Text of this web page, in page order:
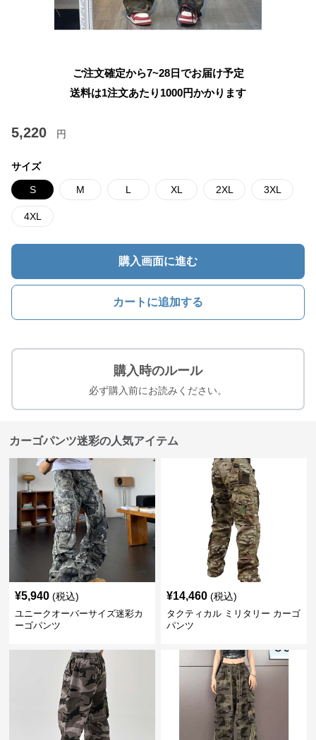
ご注文確定から7~28日でお届け予定
送料は1注文あたり 1000円かかります
5,220 円
サイズ
S M L XL 2XL 3XL
4XL
購入画面に進む
カートに追加する
購入時のルール
必ず購入前にお読みください。
カーゴパンツ迷彩の人気アイテム
¥5,940 (税込)
ユニークオーバーサイズ迷彩カ
ーゴパンツ
¥14,460 (税込)
タクティカル ミリタリー カーゴ
パンツ